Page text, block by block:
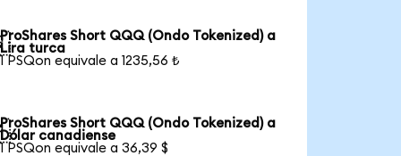
ProShares Short QQQ (Ondo Tokenized) a
Lira turca
1 PSQon equivale a 1235,56 ₺
ProShares Short QQQ (Ondo Tokenized) a
Dólar canadiense
1 PSQon equivale a 36,39 $